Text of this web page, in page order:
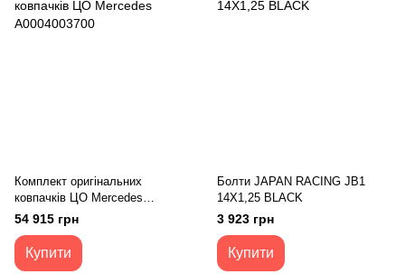
Комплект оригінальних
ковпачків ЦО Mercedes
А0004003700
54 915 грн
Купити
Болти JAPAN RACING JB1
14X1,25 BLACK
3 923 грн
Купити